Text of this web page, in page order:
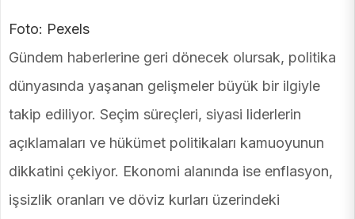
Foto: Pexels
Gündem haberlerine geri dönecek olursak, politika
dünyasında yaşanan gelişmeler büyük bir ilgiyle
takip ediliyor. Seçim süreçleri, siyasi liderlerin
açıklamaları ve hükümet politikaları kamuoyunun
dikkatini çekiyor. Ekonomi alanında ise enflasyon,
işsizlik oranları ve döviz kurları üzerindeki